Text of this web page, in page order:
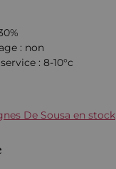
: non
: 8-10°c
De Sousa en stock